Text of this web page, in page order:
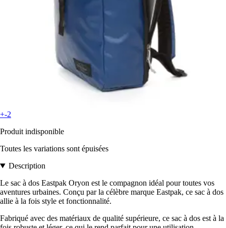
+-2
Produit indisponible
Toutes les variations sont épuisées
Description
Le sac à dos Eastpak Oryon est le compagnon idéal pour toutes vos
aventures urbaines. Conçu par la célèbre marque Eastpak, ce sac à dos
allie à la fois style et fonctionnalité.
Fabriqué avec des matériaux de qualité supérieure, ce sac à dos est à la